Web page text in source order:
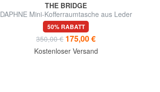
THE BRIDGE
DAPHNE Mini-Kofferraumtasche aus Leder
50% RABATT
350,00 € 175,00 €
Kostenloser Versand